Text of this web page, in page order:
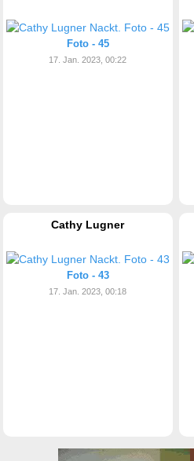
Foto - 45
17. Jan. 2023, 00:22
Cathy Lugner
Foto - 43
17. Jan. 2023, 00:18